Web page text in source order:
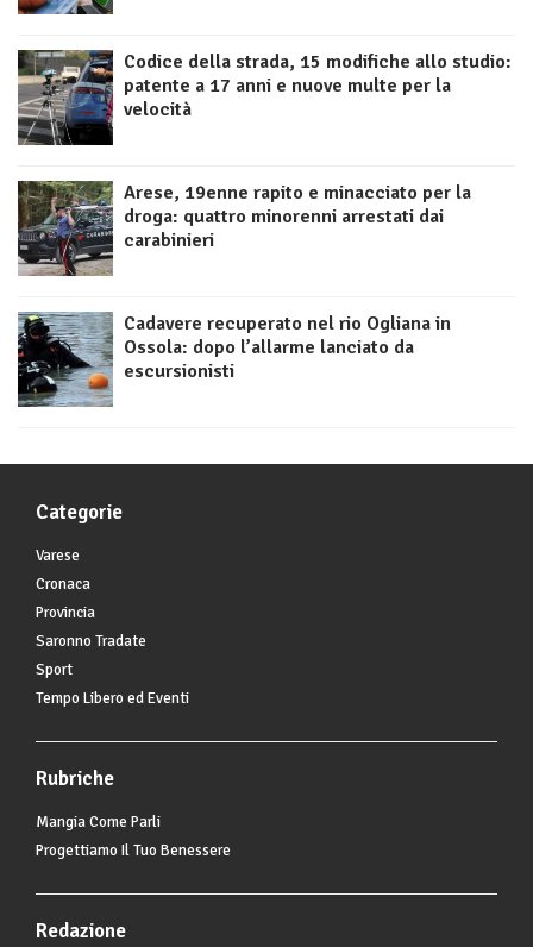
Codice della strada, 15 modifiche allo studio:
patente a 17 anni e nuove multe per la
velocità
Arese, 19enne rapito e minacciato per la
droga: quattro minorenni arrestati dai
carabinieri
Cadavere recuperato nel rio Ogliana in
Ossola: dopo l’allarme lanciato da
escursionisti
Categorie
Varese
Cronaca
Provincia
Saronno Tradate
Sport
Tempo Libero ed Eventi
Rubriche
Mangia Come Parli
Progettiamo Il Tuo Benessere
Redazione